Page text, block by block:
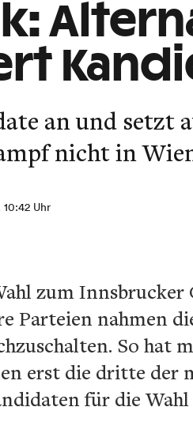
an und
nicht in
10:42 Uhr
zum
Parteien nahmen
So
erst die dritte der
für die Wahl